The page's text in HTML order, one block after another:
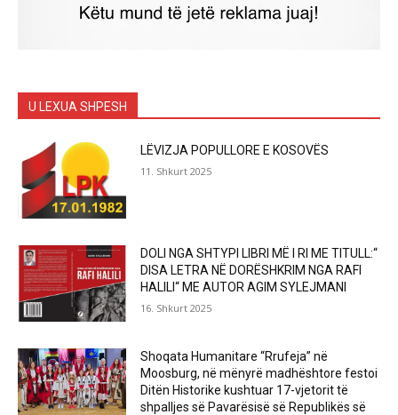
U LEXUA SHPESH
LËVIZJA POPULLORE E KOSOVËS
11. Shkurt 2025
DOLI NGA SHTYPI LIBRI MË I RI ME TITULL:“
DISA LETRA NË DORËSHKRIM NGA RAFI
HALILI“ ME AUTOR AGIM SYLEJMANI
16. Shkurt 2025
Shoqata Humanitare “Rrufeja” në
Moosburg, në mënyrë madhështore festoi
Ditën Historike kushtuar 17-vjetorit të
shpalljes së Pavarësisë së Republikës së